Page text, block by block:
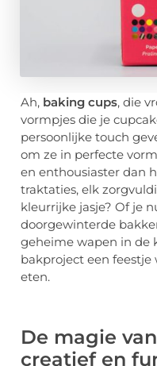
Ah, baking cups, die
vormpjes die je
persoonlijke touch
om ze in perfecte
en enthousiaster dan
traktaties, elk
kleurrijke jasje? Of je
doorgewinterde
geheime wapen in de
bakproject een
eten.
De magie
creatief en